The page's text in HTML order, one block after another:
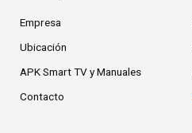
Empresa
Ubicación
APK Smart TV y Manuales
Contacto